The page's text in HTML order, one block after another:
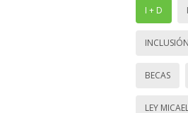
I + D
INCLUSIÓN
BECAS
LEY